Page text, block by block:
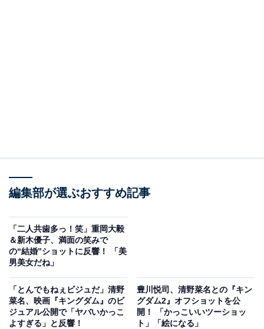
編集部が選ぶおすすめ記事
「二人共歯多っ！笑」重岡大毅
＆新木優子、満面の笑みで
の“結婚”ショットに反響！ 「美
男美女だね」
「とんでもねぇビジュだ」清野
菜名、映画『キングダム』のビ
ジュアル公開で「ヤバいかっこ
よすぎる」と反響！
豊川悦司、清野菜名との『キン
グダム2』オフショットを公
開！ 「かっこいいツーショッ
ト」「絵になる」